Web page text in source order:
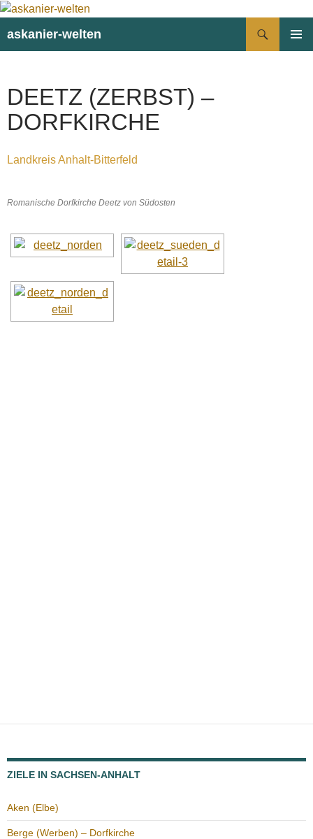
askanier-welten
DEETZ (ZERBST) –
DORFKIRCHE
Landkreis Anhalt-Bitterfeld
Romanische Dorfkirche Deetz von Südosten
ZIELE IN SACHSEN-ANHALT
Aken (Elbe)
Berge (Werben) – Dorfkirche